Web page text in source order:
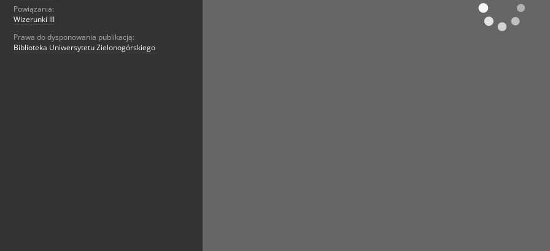
Powiązania:
Wizerunki III
Prawa do dysponowania publikacją:
Biblioteka Uniwersytetu Zielonogórskiego